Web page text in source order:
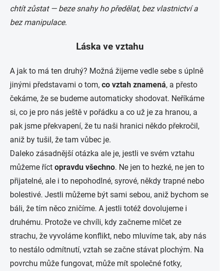
chtít zůstat — beze snahy ho předělat, bez vlastnictví a
bez manipulace.
Láska ve vztahu
A jak to má ten druhý? Možná žijeme vedle sebe s úplně
jinými představami o tom, co vztah znamená, a přesto
čekáme, že se budeme automaticky shodovat. Neříkáme
si, co je pro nás ještě v pořádku a co už je za hranou, a
pak jsme překvapení, že tu naši hranici někdo překročil,
aniž by tušil, že tam vůbec je.
Daleko zásadnější otázka ale je, jestli ve svém vztahu
můžeme říct opravdu všechno. Ne jen to hezké, ne jen to
přijatelné, ale i to nepohodlné, syrové, někdy trapné nebo
bolestivé. Jestli můžeme být sami sebou, aniž bychom se
báli, že tím něco zničíme. A jestli totéž dovolujeme i
druhému. Protože ve chvíli, kdy začneme mlčet ze
strachu, že vyvoláme konflikt, nebo mluvíme tak, aby nás
to nestálo odmítnutí, vztah se začne stávat plochým. Na
povrchu může fungovat, může mít společné fotky,